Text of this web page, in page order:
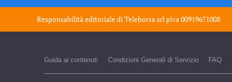
Responsabilità editoriale di Teleborsa srl piva 00919671008
Guida ai contenuti Condizioni Generali di Servizio FAQ